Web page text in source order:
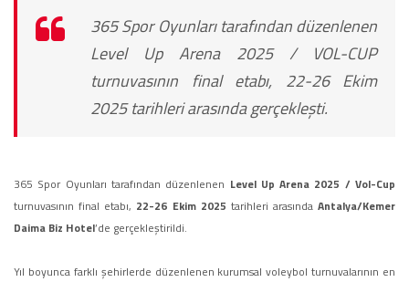
365 Spor Oyunları tarafından düzenlenen
Level Up Arena 2025 / VOL-CUP
turnuvasının final etabı, 22-26 Ekim
2025 tarihleri arasında gerçekleşti.
365 Spor Oyunları tarafından düzenlenen Level Up Arena 2025 / Vol-Cup
turnuvasının final etabı, 22-26 Ekim 2025 tarihleri arasında Antalya/Kemer
Daima Biz Hotel’de gerçekleştirildi.
Yıl boyunca farklı şehirlerde düzenlenen kurumsal voleybol turnuvalarının en